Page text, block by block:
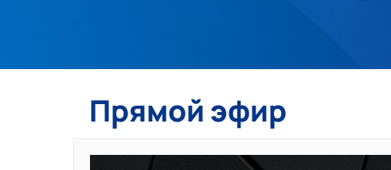
Прямой эфир